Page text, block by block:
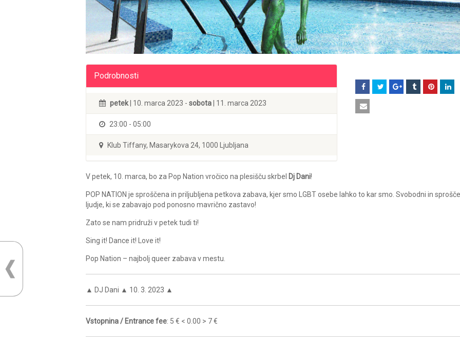
Podrobnosti
petek | 10. marca 2023 - sobota | 11. marca 2023
23:00 - 05:00
Klub Tiffany, Masarykova 24, 1000 Ljubljana
V petek, 10. marca, bo za Pop Nation vročico na plesišču skrbel Dj Dani!
POP NATION je sproščena in priljubljena petkova zabava, kjer smo LGBT osebe lahko to kar smo. Svobodni in
ljudje, ki se zabavajo pod ponosno mavrično zastavo!
Zato se nam pridruži v petek tudi ti!
Sing it! Dance it! Love it!
Pop Nation – najbolj queer zabava v mestu.
▲ DJ Dani ▲ 10. 3. 2023 ▲
Vstopnina / Entrance fee: 5 € < 0.00 > 7 €